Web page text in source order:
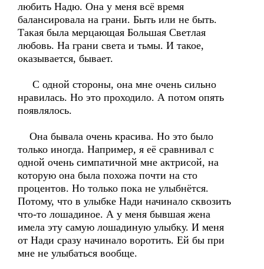
любить Надю. Она у меня всё время
балансировала на грани. Быть или не быть.
Такая была мерцающая Большая Светлая
любовь. На грани света и тьмы. И такое,
оказывается, бывает.
С одной стороны, она мне очень сильно
нравилась. Но это проходило. А потом опять
появлялось.
Она бывала очень красива. Но это было
только иногда. Например, я её сравнивал с
одной очень симпатичной мне актрисой, на
которую она была похожа почти на сто
процентов. Но только пока не улыбнётся.
Потому, что в улыбке Нади начинало сквозить
что-то лошадиное. А у меня бывшая жена
имела эту самую лошадиную улыбку. И меня
от Нади сразу начинало воротить. Ей бы при
мне не улыбаться вообще.